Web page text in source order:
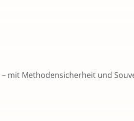
– mit Methodensicherheit und